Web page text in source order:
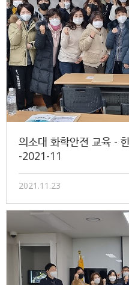
의소대 화학안전 교육 -
-2021-11
2021.11.23